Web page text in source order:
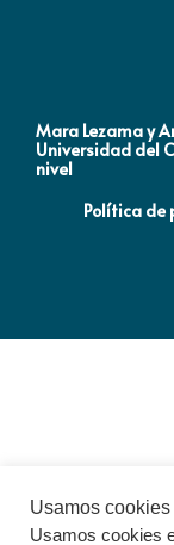
Mara Lezama y
Universidad del
nivel
Política de
Usamos cookies
Usamos cookies